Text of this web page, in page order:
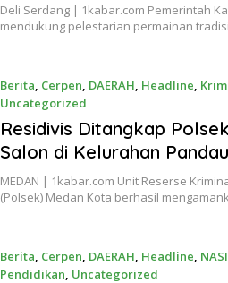
Deli Serdang | 1kabar.com Pemerintah
mendukung pelestarian permainan
Berita, Cerpen, DAERAH, Headline,
Uncategorized
Agustus 8, 2026
Residivis Ditangkap
Salon di Kelurahan
MEDAN | 1kabar.com Unit Reserse
(Polsek) Medan Kota berhasil
Berita, Cerpen, DAERAH, Headline,
Pendidikan, Uncategorized